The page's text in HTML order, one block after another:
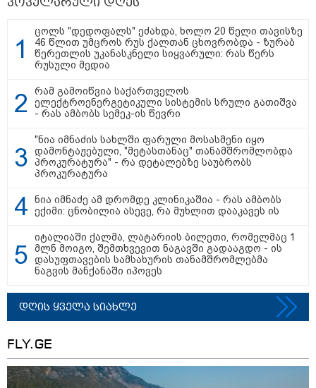
მნიშვნელოვანი ინფორმაცია
11:13 / 05-08-2026
Hisense წარმოგიდგენთ გზავნილს "ინოვაციები
უკეთესი ცხოვრებისათვის" FIFA-ს 2026 წლის
მსოფლიო ჩემპიონატზე™
სამართალი
პოპულარული დღეს
ცოლს "დედოფალს" ეძახდა, ხოლო 20 წელი თავისზე
46 წლით უმცროს რუს ქალთან ცხოვრობდა - ზურაბ
წერეთლის უკანასკნელი სიყვარული: რას წერს
რუსული მედია
რამ გამოიწვია საქართველოს
ელექტროენერგეტიკული სისტემის სრული გათიშვა
- რას ამბობს სემეკ-ის წევრი
"ნია იმნაძის სახლში ფარული მოსასმენი იყო
დამონტაჟებული, "მეტასთანაც" თანამშრომლობდა
პროკურატურა" - რა დეტალებზე საუბრობს
პროკურატურა
ნია იმნაძე ამ დრომდე კლინიკაშია - რას ამბობს
ექიმი: ცნობილია ასევე, რა მუხლით დააკავეს ის
იტალიაში ქალმა, ლატარიის ბილეთი, რომელმაც 1
მლნ მოიგო, შემთხვევით ნაგავში გადააგდო - ის
დასუფთავების სამსახურის თანამშრომლებმა
ნაგვის მანქანაში იპოვეს
დღის ყველა სიახლე
FLY.GE